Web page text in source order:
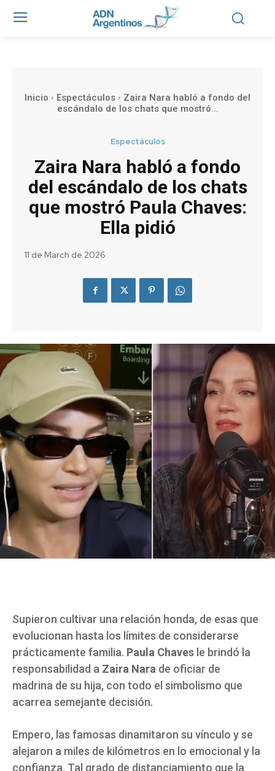
Inicio Espectáculos
Zaira Nara habló a fondo del
escándalo de los chats que mostró...
Espectáculos
Zaira Nara habló a fondo
del escándalo de los chats
que mostró Paula Chaves:
Ella pidió
11 de March de 2026
Supieron cultivar una relación honda, de esas que
evolucionan hasta los límites de considerarse
prácticamente familia. Paula Chaves le brindó la
responsabilidad a Zaira Nara de oficiar de
madrina de su hija, con todo el simbolismo que
acarrea semejante decisión.
Empero, las famosas dinamitaron su vínculo y se
alejaron a miles de kilómetros en lo emocional y la
confianza. Tal grado de distanciamiento que la